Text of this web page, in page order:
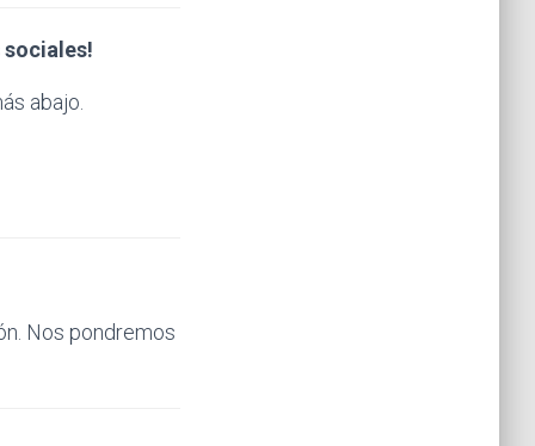
sociales!
abajo.
Nos pondremos